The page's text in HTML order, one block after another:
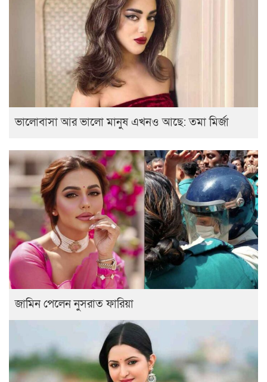
ভালোবাসা আর ভালো মানুষ এখনও আছে: তমা মির্জা
জামিন পেলেন নুসরাত ফারিয়া